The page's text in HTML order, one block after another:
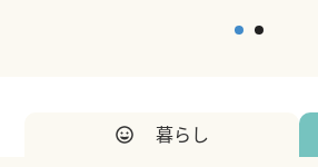
暮らし